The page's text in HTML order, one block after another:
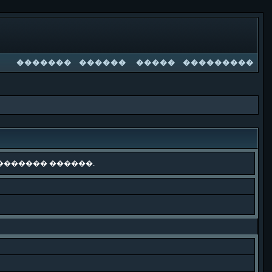
������� ������ ����� ���������
������.